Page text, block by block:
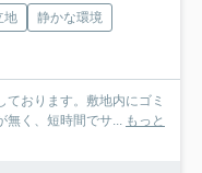
地
静かな環境
おります。敷地内にゴミ
無く、短時間でサ... もっと